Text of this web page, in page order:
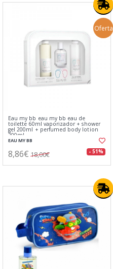
Oferta
Eau my bb eau my bb eau de
toilette 60ml vaporizador + shower
gel 200ml + perfumed body lotion
200ml
EAU MY BB
8,86€ 18,00€ - 51%